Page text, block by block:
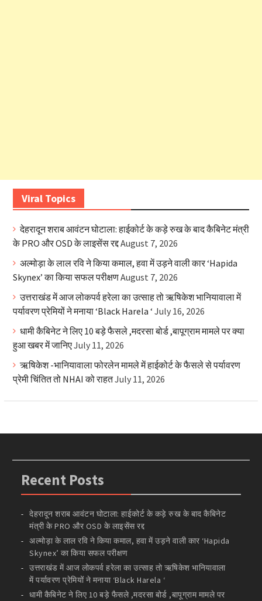
Viral Topics
देहरादून शराब आवंटन घोटाला: हाईकोर्ट के कड़े रुख के बाद कैबिनेट मंत्री
के PRO और OSD के लाइसेंस रद्दAugust 7, 2026
अल्मोड़ा के लाल रवि ने किया कमाल, हवा में उड़ने वाली कार ‘Hapida
Skynex’ का किया सफल परीक्षणAugust 7, 2026
उत्तराखंड में आज लोकपर्व हरेला का उत्साह तो ऋषिकेश भानियावाला में
पर्यावरण प्रेमियों ने मनाया ‘Black Harela ‘ July 16, 2026
धामी कैबिनेट ने लिए 10 बड़े फैसले ,मदरसा बोर्ड ,बापूग्राम मामले पर क्या
हुआ खबर में जानिएJuly 11, 2026
ऋषिकेश -भानियावाला फोरलेन मामले में हाईकोर्ट के फैसले से पर्यावरण
प्रेमी चिंतित तो NHAI को राहतJuly 11, 2026
Recent Posts
देहरादून शराब आवंटन घोटाला: हाईकोर्ट के कड़े रुख के बाद कैबिनेट
मंत्री के PRO और OSD के लाइसेंस रद्द
अल्मोड़ा के लाल रवि ने किया कमाल, हवा में उड़ने वाली कार ‘Hapida
Skynex’ का किया सफल परीक्षण
उत्तराखंड में आज लोकपर्व हरेला का उत्साह तो ऋषिकेश भानियावाला
में पर्यावरण प्रेमियों ने मनाया ‘Black Harela ‘
धामी कैबिनेट ने लिए 10 बड़े फैसले ,मदरसा बोर्ड ,बापूग्राम मामले पर